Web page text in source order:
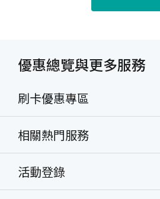
優惠總覽與更多服務
刷卡優惠專區
相關熱門服務
活動登錄